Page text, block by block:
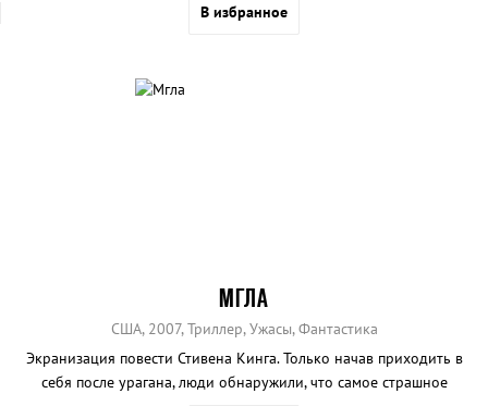
перерыва команда «Лидеры». Номер их машины — 13...
В избранное
МГЛА
США, 2007, Триллер, Ужасы, Фантастика
Экранизация повести Стивена Кинга. Только начав приходить в
себя после урагана, люди обнаружили, что самое страшное